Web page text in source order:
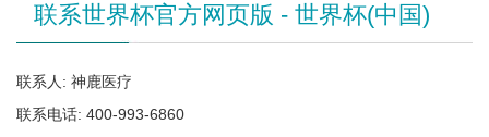
联系世界杯官方网页版 - 世界杯(中国)
联系人: 神鹿医疗
联系电话: 400-993-6860